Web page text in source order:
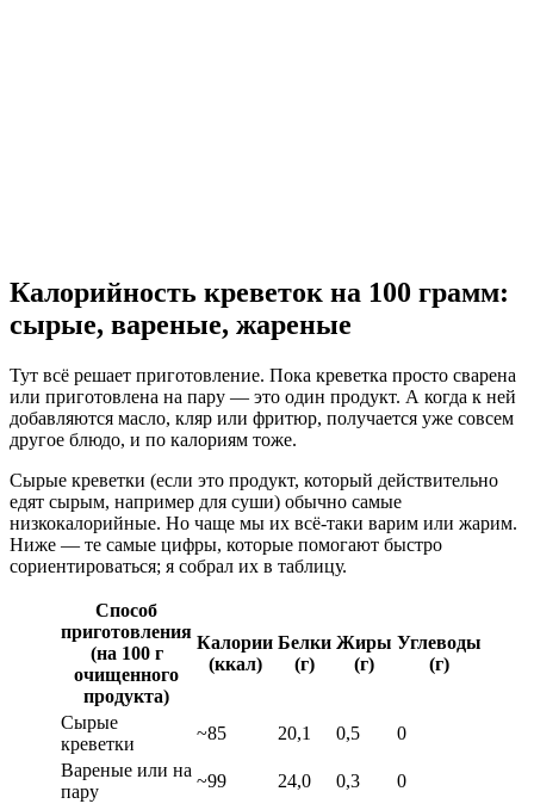
Калорийность креветок на 100 грамм:
сырые, вареные, жареные
Тут всё решает приготовление. Пока креветка просто сварена
или приготовлена на пару — это один продукт. А когда к ней
добавляются масло, кляр или фритюр, получается уже совсем
другое блюдо, и по калориям тоже.
Сырые креветки (если это продукт, который действительно
едят сырым, например для суши) обычно самые
низкокалорийные. Но чаще мы их всё-таки варим или жарим.
Ниже — те самые цифры, которые помогают быстро
сориентироваться; я собрал их в таблицу.
Способ
приготовления
(на 100 г
очищенного
продукта)
Калории
(ккал)
Белки
(г)
Жиры
(г)
Углеводы
(г)
Сырые
креветки
~85 20,1 0,5
0
Вареные или на
пару
~99 24,0 0,3
0